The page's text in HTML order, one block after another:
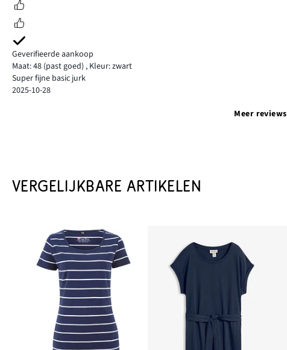
Geverifieerde aankoop
Maat: 48 (past goed) , Kleur: zwart
Super fijne basic jurk
2025-10-28
Meer reviews
VERGELIJKBARE ARTIKELEN